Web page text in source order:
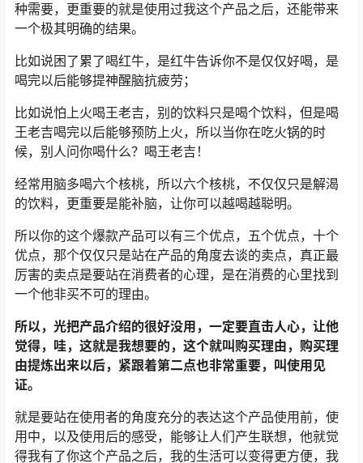
种需要，更重要的就是使用过我这个产品之后，还能带来
一个极其明确的结果。
比如说困了累了喝红牛，是红牛告诉你不是仅仅好喝，是
喝完以后能够提神醒脑抗疲劳；
比如说怕上火喝王老吉，别的饮料只是喝个饮料，但是喝
王老吉喝完以后能够预防上火，所以当你在吃火锅的时
候，别人问你喝什么？喝王老吉！
经常用脑多喝六个核桃，所以六个核桃，不仅仅只是解渴
的饮料，更重要是能补脑，让你可以越喝越聪明。
所以你的这个爆款产品可以有三个优点，五个优点，十个
优点，那个仅仅只是站在产品的角度去谈的卖点，真正最
厉害的卖点是要站在消费者的心理，是在消费的心里找到
一个他非买不可的理由。
所以，光把产品介绍的很好没用，一定要直击人心，让他
觉得，哇，这就是我想要的，这个就叫购买理由，购买理
由提炼出来以后，紧跟着第二点也非常重要，叫使用见
证。
就是要站在使用者的角度充分的表达这个产品使用前，使
用中，以及使用后的感受，能够让人们产生联想，他就觉
得我有了你这个产品之后，我的生活可以变得更方便，我